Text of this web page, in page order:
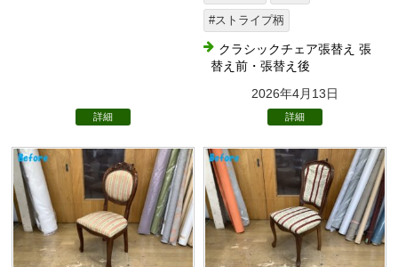
詳細
#ストライプ柄
クラシックチェア張替え 張
替え前・張替え後
2026年4月13日
詳細